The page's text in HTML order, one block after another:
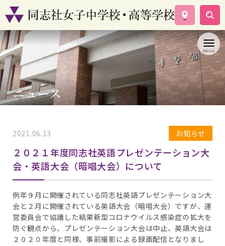
学校案内
コース紹介
学校生活
入試情報
資料請求
ニュース
2021.06.13 お知らせ
２０２１年度同志社英語プレゼンテーション大
会・英語大会（暗唱大会）について
例年９月に開催されている同志社英語プレゼンテーション大
会と２月に開催されている英語大会（暗唱大会）ですが、運
営委員会で協議した結果新型コロナウイルス感染症の拡大を
防ぐ観点から、プレゼンテーション大会は中止、英語大会は
２０２０年度と同様、事前撮影による録画配信となりまし